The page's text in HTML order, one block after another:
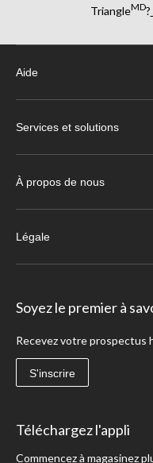
TriangleMD?
Aide
Services et solutions
À propos de nous
Légale
Soyez le premier à
Recevez votre prospectus
S'inscrire
Téléchargez l'appli
Commencez à magasinez